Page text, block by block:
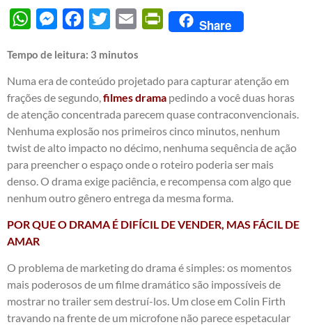
WhatsAppMessengerFacebook
Twitter Email PrintFriendly
Share
Tempo de leitura: 3 minutos
Numa era de conteúdo projetado para capturar atenção em
frações de segundo, filmes drama pedindo a você duas horas
de atenção concentrada parecem quase contraconvencionais.
Nenhuma explosão nos primeiros cinco minutos, nenhum
twist de alto impacto no décimo, nenhuma sequência de ação
para preencher o espaço onde o roteiro poderia ser mais
denso. O drama exige paciência, e recompensa com algo que
nenhum outro gênero entrega da mesma forma.
POR QUE O DRAMA É DIFÍCIL DE VENDER, MAS FÁCIL DE
AMAR
O problema de marketing do drama é simples: os momentos
mais poderosos de um filme dramático são impossíveis de
mostrar no trailer sem destruí-los. Um close em Colin Firth
travando na frente de um microfone não parece espetacular